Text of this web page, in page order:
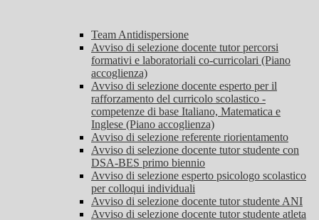
Team Antidispersione
Avviso di selezione docente tutor percorsi
formativi e laboratoriali co-curricolari (Piano
accoglienza)
Avviso di selezione docente esperto per il
rafforzamento del curricolo scolastico -
competenze di base Italiano, Matematica e
Inglese (Piano accoglienza)
Avviso di selezione referente riorientamento
Avviso di selezione docente tutor studente con
DSA-BES primo biennio
Avviso di selezione esperto psicologo scolastico
per colloqui individuali
Avviso di selezione docente tutor studente ANI
Avviso di selezione docente tutor studente atleta